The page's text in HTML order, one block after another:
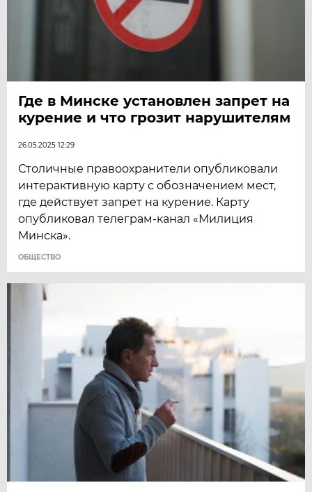
Где в Минске установлен запрет на
курение и что грозит нарушителям
26.05.2025 12:29
Столичные правоохранители опубликовали
интерактивную карту с обозначением мест,
где действует запрет на курение. Карту
опубликовал телеграм-канал «Милиция
Минска».
ОБЩЕСТВО